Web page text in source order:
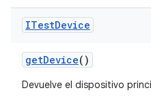
ITestDevice
getDevice()
Devuelve el dispositivo